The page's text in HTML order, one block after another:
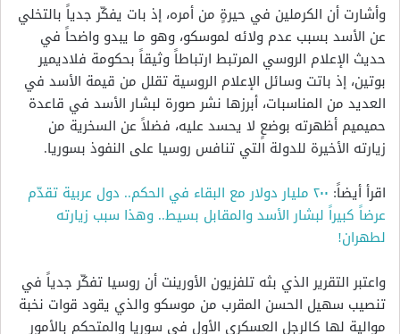
وأشارت أن الكرملين في حيرةٍ من أمره، إذ بات يفكّر جدياً بالتخلي
عن الأسد بسبب عدم ولائه لموسكو، وهو ما يبدو واضحاً في
حديث الإعلام الروسي المرتبط ارتباطاً وثيقاً بحكومة فلاديمير
بوتين، إذ باتت وسائل الإعلام الروسية تقلل من قيمة الأسد في
العديد من المناسبات، أبرزها نشر صورة لبشار الأسد في قاعدة
حميميم أظهرته بوضعٍ لا يحسد عليه، فضلاً عن السخرية من
زيارته الأخيرة للدولة التي تنافس روسيا على النفوذ بسوريا.
اقرأ أيضاً:
٢٠٠ مليار دولار مع البقاء في الحكم.. دول عربية تقدّم
عرضاً كبيراً لبشار الأسد والمقابل بسيط.. وهذا سبب زيارته
لطهران!
واعتبر التقرير الذي بثه تلفزيون الأورينت أن روسيا تفكّر جدياً في
تنصيب سهيل الحسن المقرب من موسكو والذي يقود قوات نخبة
موالية لها كالرجل العسكري الأول في سوريا والمتحكم بالأمور